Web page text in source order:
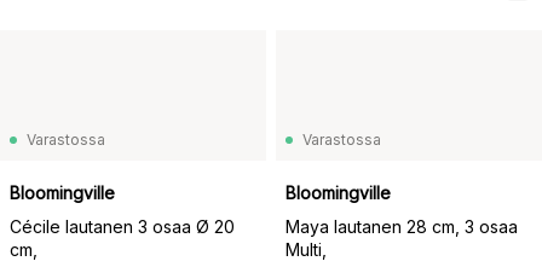
Varastossa
Bloomingville
Cécile lautanen 3 osaa Ø 20
cm,
Varastossa
Bloomingville
Maya lautanen 28 cm, 3 osaa
Multi,